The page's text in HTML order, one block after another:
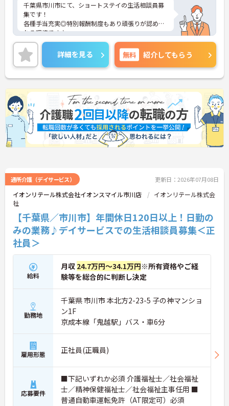
千葉県市川市にて、ショートステイの生活相談員募
集です！
各種手当充実◎特別報酬制度もあり頑張りが認めら
れる環境です♪
ご興味のある方には、面接対策ポイントなどさらに
詳細をお話いたしますので、お気軽にご相談くださ
い。
詳細を見る 無料 紹介してもらう
通所介護（デイサービス） 更新日：2026年07月08日
イオンリテール株式会社イオンスマイル市川店
イオンリテール株式会
社
【千葉県／市川市】年間休日120日以上！日勤の
みの業務♪デイサービスでの生活相談員募集＜正
社員＞
給料
月収 24.7万円～34.1万円※所有資格やご経
験等を総合的に判断し決定
勤務地
千葉県 市川市 本北方2-23-5 子の神マンショ
ン1F
京成本線「鬼越駅」バス・車6分
雇用形態 正社員(正職員)
応募要件
■下記いずれか必須 介護福祉士／社会福祉
士／精神保健福祉士／社会福祉主事任用 ■
普通自動車運転免許（AT限定可）必須